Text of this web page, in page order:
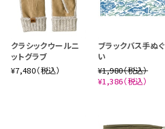
クラシックウールニ
ットグラブ
¥7,480（税込）
ブラックバス手ぬぐ
い
¥1,980（税込）
¥1,386（税込）